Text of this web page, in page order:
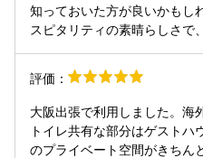
知っておいた方が良いかもし
スピタリティの素晴らしさで
ごせました。 特に1階のカフ
レ！今回の宿泊プランにはウ
時まで楽しめるフリーフロー
じゃなく、ハイボールなども
と、あんバタートーストやエ
評価：
大阪出張で利用しました。海
トイレ共有な部分はゲストハ
のプライベート空間がきちん